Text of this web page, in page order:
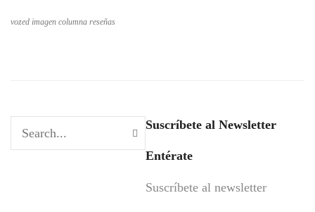
vozed imagen columna reseñas
Suscríbete al Newsletter
Entérate
Suscríbete al newsletter